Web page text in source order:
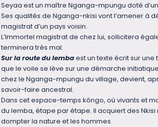
Seyaa est un maître Nganga-mpungu doté
Ses qualités de Nganga-nkisi vont l’amener à
magistrat d’un pays voisin.
L’Immortel magistrat de chez lui, sollicitera
terminera très mal.
Sur la route du lembaest un texte écrit sur une
que le voile se lève sur une démarche
chez le Nganga-mpungu du village, devient,
savoir-faire ancestral.
Dans cet espace-temps kôngo, où vivants et
du lemba, étape par étape. Il acquiert des
dompter la nature et les hommes.